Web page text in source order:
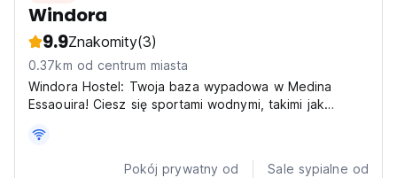
Windora
9.9Znakomity(3)
0.37km od centrum miasta
Windora Hostel: Twoja baza wypadowa w Medina
Essaouira! Ciesz się sportami wodnymi, takimi jak
do samotnych podróży po Maroku. (Auto-translated
Pokój prywatny od Sale sypialne od